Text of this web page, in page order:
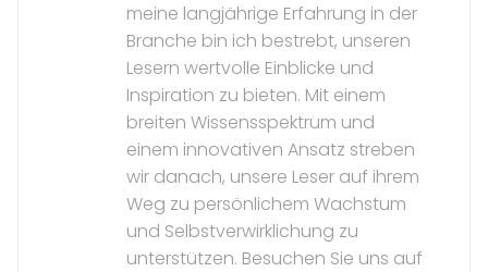
meine langjährige Erfahrung in der
Branche bin ich bestrebt, unseren
Lesern wertvolle Einblicke und
Inspiration zu bieten. Mit einem
breiten Wissensspektrum und
einem innovativen Ansatz streben
wir danach, unsere Leser auf ihrem
Weg zu persönlichem Wachstum
und Selbstverwirklichung zu
unterstützen. Besuchen Sie uns auf